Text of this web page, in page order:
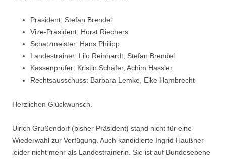
Präsident: Stefan Brendel
Vize-Präsident: Horst Riechers
Schatzmeister: Hans Philipp
Landestrainer: Lilo Reinhardt, Stefan Brendel
Kassenprüfer: Kristin Schäfer, Achim Hassler
Rechtsausschuss: Barbara Lemke, Elke Hambrecht
Herzlichen Glückwunsch.
Ulrich Grußendorf (bisher Präsident) stand nicht für eine
Wiederwahl zur Verfügung. Auch kandidierte Ingrid Haußner
leider nicht mehr als Landestrainerin. Sie ist auf Bundesebene